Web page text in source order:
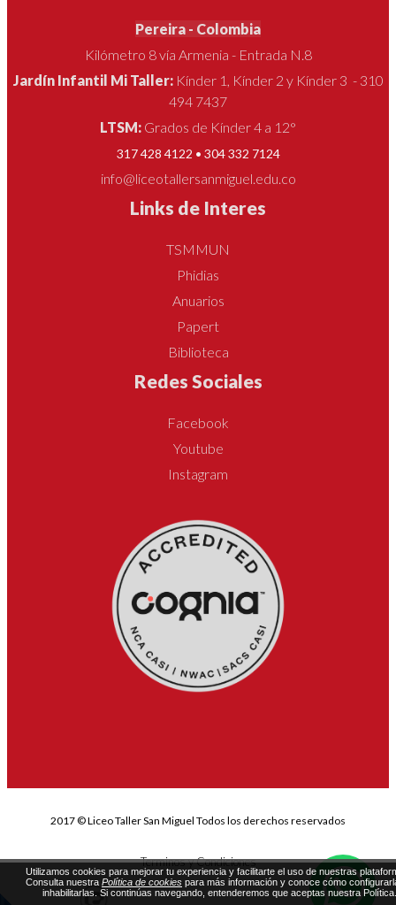
Pereira - Colombia
Kilómetro 8 vía Armenia - Entrada N.8
Jardín Infantil Mi Taller: Kínder 1, Kínder 2 y Kínder 3 - 310
494 7437
LTSM: Grados de Kínder 4 a 12°
317 428 4122 • 304 332 7124
info@liceotallersanmiguel.edu.co
Links de Interes
TSMMUN
Phidias
Anuarios
Papert
Biblioteca
Redes Sociales
Facebook
Youtube
Instagram
2017 © Liceo Taller San Miguel Todos los derechos reservados
Terminos y Condiciones
Utilizamos cookies para mejorar tu experiencia y facilitarte el uso de nuestras
Consulta nuestra Política de cookies para más información y conoce cómo
inhabilitarlas. Si continúas navegando, entenderemos que aceptas nuestra Política.